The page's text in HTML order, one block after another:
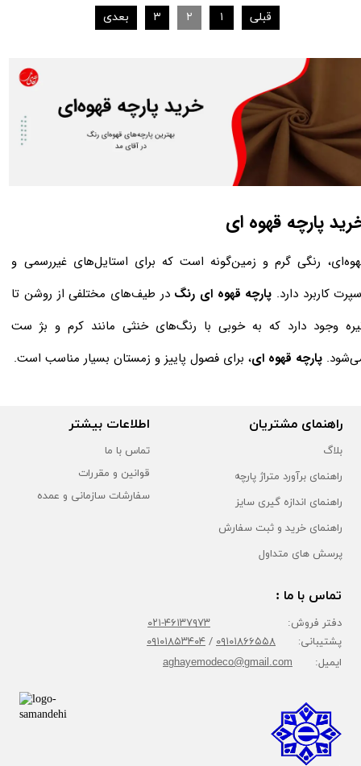
قبلی ۱ ۲ ۳ بعدی
پارچه قهوه ای
رنگی گرم و زمین‌گونه است که برای استایل‌های غیررسمی و
کاربرد دارد. پارچه قهوه ای رنگ در طیف‌های مختلفی از روشن تا
وجود دارد که به خوبی با رنگ‌های خنثی مانند کرم و بژ ست
پارچه قهوه ای، برای فصول پاییز و زمستان بسیار مناسب است.
راهنمای مشتریان
بلاگ
راهنمای برآورد متراژ پارچه
راهنمای اندازه گیری سایز
راهنمای خرید و ثبت سفارش
پرسش های متداول
اطلاعات بیشتر
تماس با ما
قوانین و مقررات
سفارشات سازمانی و عمده
تماس با ما :
دفتر فروش: ۴۶۱۳۷۹۷۳-۰۲۱
پشتیبانی: ۰۹۱۰۱۸۶۶۵۵۸/۰۹۱۰۱۸۵۳۴۰۴
ایمیل: aghayemodeco@gmail.com